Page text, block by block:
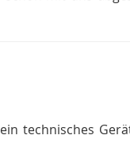
technisches